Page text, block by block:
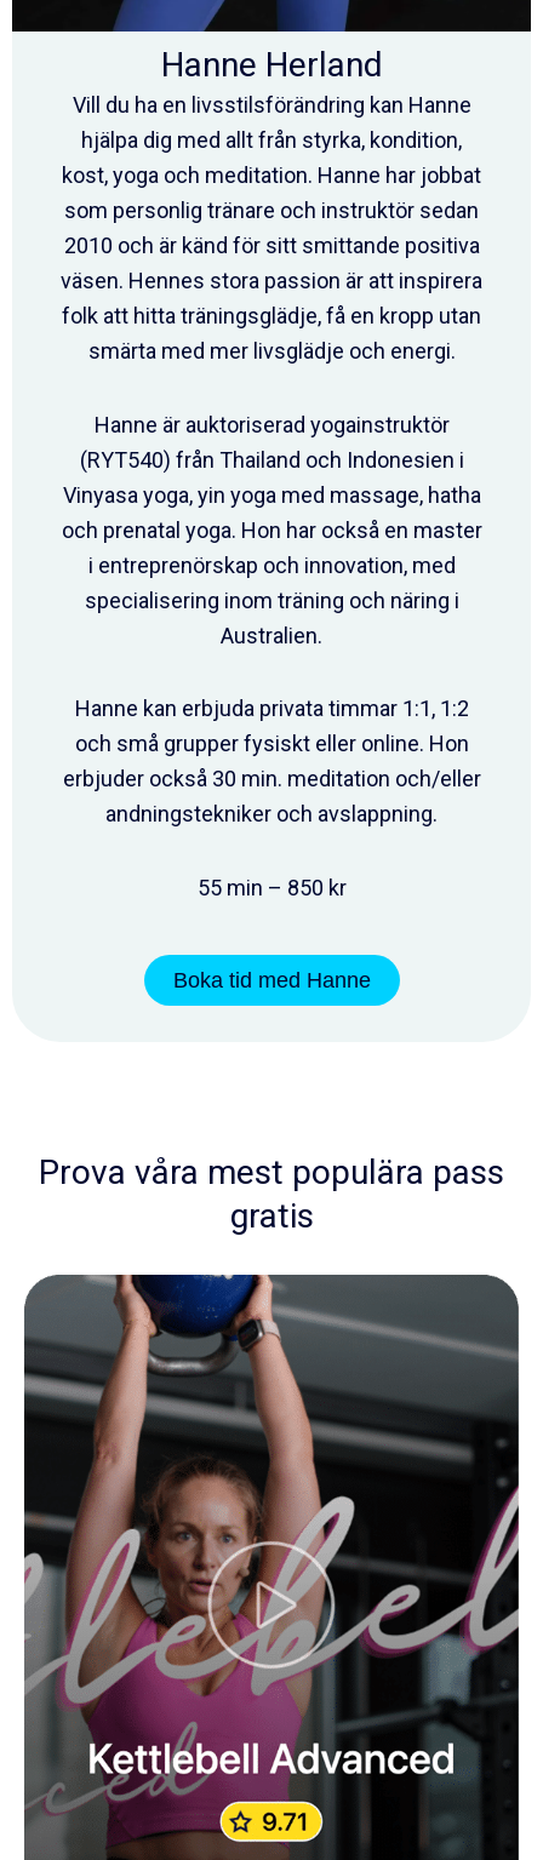
Hanne Herland
Vill du ha en livsstilsförändring kan Hanne
hjälpa dig med allt från styrka, kondition,
kost, yoga och meditation. Hanne har jobbat
som personlig tränare och instruktör sedan
2010 och är känd för sitt smittande positiva
väsen. Hennes stora passion är att inspirera
folk att hitta träningsglädje, få en kropp utan
smärta med mer livsglädje och energi.
Hanne är auktoriserad yogainstruktör
(RYT540) från Thailand och Indonesien i
Vinyasa yoga, yin yoga med massage, hatha
och prenatal yoga. Hon har också en master
i entreprenörskap och innovation, med
specialisering inom träning och näring i
Australien.
Hanne kan erbjuda privata timmar 1:1, 1:2
och små grupper fysiskt eller online. Hon
erbjuder också 30 min. meditation och/eller
andningstekniker och avslappning.
55 min – 850 kr
Boka tid med Hanne
Prova våra mest populära pass
gratis